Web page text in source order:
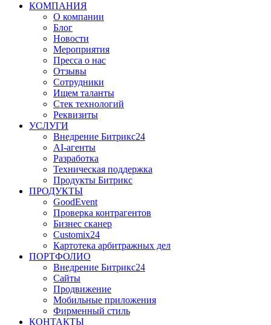
КОМПАНИЯ
О компании
Блог
Новости
Мероприятия
Пресса о нас
Отзывы
Сотрудники
Ищем таланты
Стек технологий
Реквизиты
УСЛУГИ
Внедрение Битрикс24
AI-агенты
Разработка
Техническая поддержка
Продукты Битрикс
ПРОДУКТЫ
GoodEvent
Проверка контрагентов
Бизнес сканер
Customix24
Картотека арбитражных дел
ПОРТФОЛИО
Внедрение Битрикс24
Сайты
Продвижение
Мобильные приложения
Фирменный стиль
КОНТАКТЫ